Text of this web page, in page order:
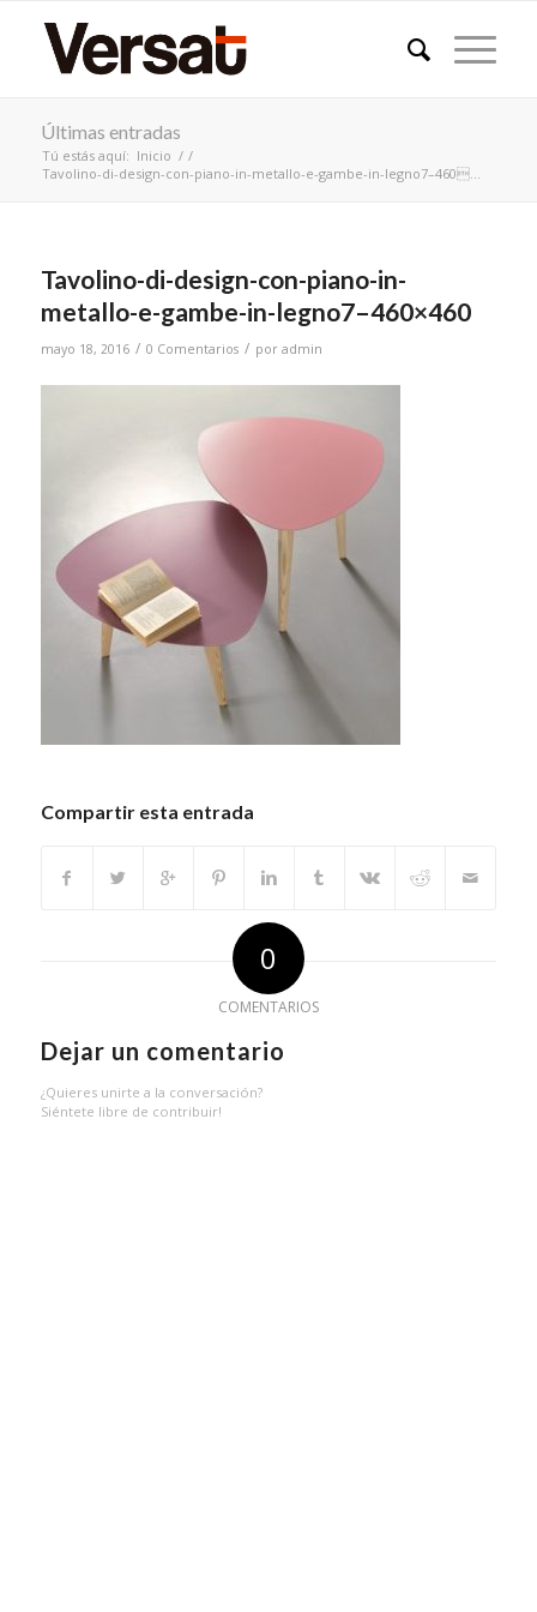
Últimas entradas
Tú estás aquí: Inicio / /
Tavolino-di-design-con-piano-in-metallo-e-gambe-in-legno7–460...
Tavolino-di-design-con-piano-in-
metallo-e-gambe-in-legno7–460×460
mayo 18, 2016 / 0 Comentarios / por admin
Compartir esta entrada
0
COMENTARIOS
Dejar un comentario
¿Quieres unirte a la conversación?
Siéntete libre de contribuir!